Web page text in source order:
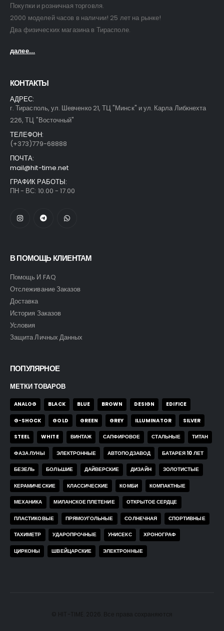
Покупки и розничная торговля.
2000 моделей часов в наличии! 25 лет на рынке!
Два физических магазина в Тирасполе.
далее...
КОНТАКТЫ
АДРЕС:
г. Тирасполь, ул. Шевченко 21, ТЦ "Минск" и ул. Карла Либкнехта
226, ТЦ "Восточный"
ТЕЛЕФОН:
(+373)779-68888
ПОЧТА:
mail@hit-time.net
ГРАФИК РАБОТЫ:
ПН - ВС: 10.00 - 17.00
В ПОМОЩЬ КЛИЕНТАМ
Помощь И FAQ
Отслеживание Заказов
Доставка
История Заказов
Условия
Защита Личных Данных
ПОПУЛЯРНОЕ
МЕТКИ ТОВАРОВ
ANALOG BLACK BLUE BROWN DESIGN EDIFICE
G-SHOCK GOLD GREEN GREY ILLUMINATOR SILVER
STEEL WHITE ВИНТАЖ САПФИРОВОЕ СТАЛЬНЫЕ ТИТАН
ФАЗА ЛУНЫ ЭЛЕКТРОННЫЕ АВТОПОДЗАВОД БАТАРЕЯ 10 ЛЕТ
БЕЗЕЛЬ БОЛЬШИЕ ДАЙВЕРСКИЕ ДИЗАЙН ЗОЛОТИСТЫЕ
КЕРАМИЧЕСКИЕ КЛАССИЧЕСКИЕ КОМБИ КОМПАКТНЫЕ
МЕХАНИКА МИЛАНСКОЕ ПЛЕТЕНИЕ ОТКРЫТОЕ СЕРДЦЕ
ПЛАСТИКОВЫЕ ПРЯМОУГОЛЬНЫЕ СОЛНЕЧНАЯ СПОРТИВНЫЕ
ТАХИМЕТР УДАРОПРОЧНЫЕ УНИСЕКС ХРОНОГРАФ
ЦИРКОНЫ ШВЕЙЦАРСКИЕ ЭЛЕКТРОННЫЕ
© HIT-TIME. 2026. Все права сохраняются